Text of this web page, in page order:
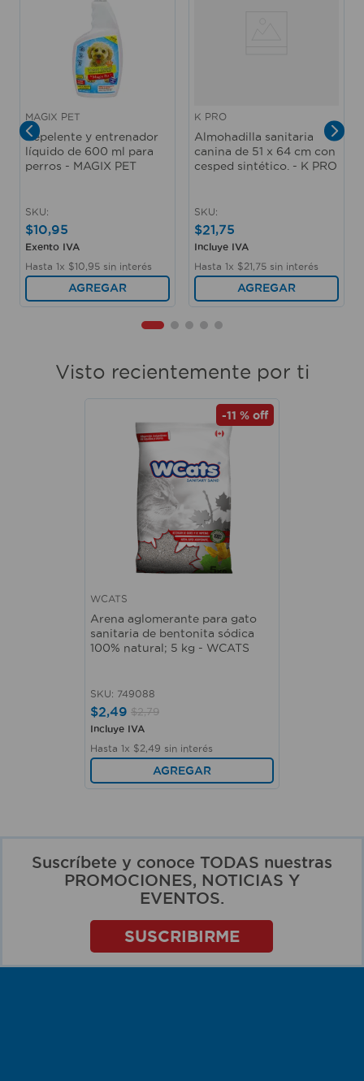
MAGIX PET
Repelente y entrenador
líquido de 600 ml para
perros - MAGIX PET
SKU:
$10,95
Exento IVA
Hasta 1x $10 95 sin interés
AGREGAR
K PRO
Almohadilla sanitaria
canina de 51 x 64 cm con
cesped sintético. - K PRO
SKU:
$21,75
Incluye IVA
Hasta 1x $21 75 sin interés
AGREGAR
Visto recientemente por ti
-11 % off
WCATS
Arena aglomerante para gato
sanitaria de bentonita sódica
100% natural; 5 kg - WCATS
SKU: 749088
$2,49 $2,79
Incluye IVA
Hasta 1x $2 49 sin interés
AGREGAR
Suscríbete y conoce TODAS nuestras
PROMOCIONES, NOTICIAS Y
EVENTOS.
SUSCRIBIRME